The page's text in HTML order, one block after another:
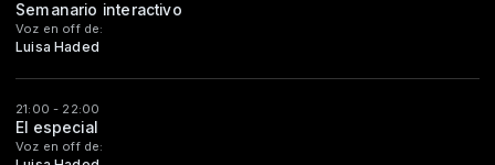
Semanario interactivo
Voz en off de:
Luisa Haded
21:00 - 22:00
El especial
Voz en off de: